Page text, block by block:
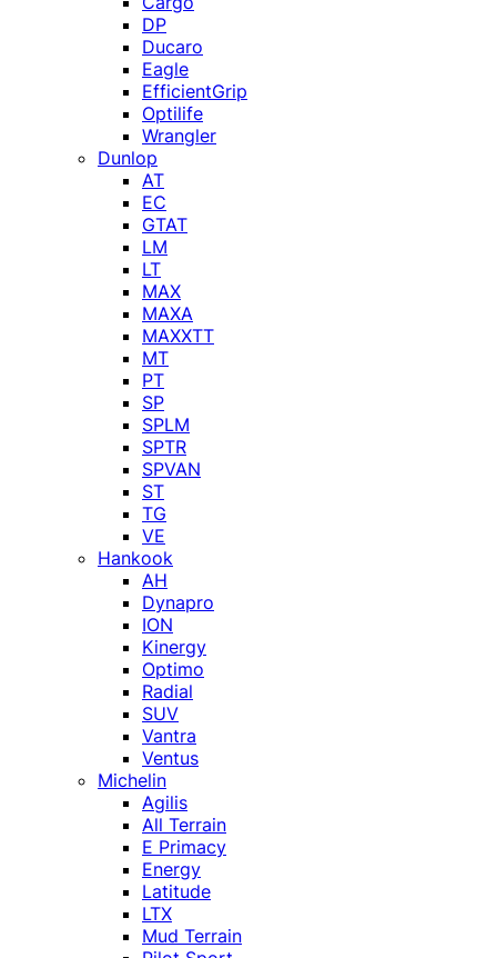
DP
Ducaro
Eagle
EfficientGrip
Optilife
Wrangler
Dunlop
AT
EC
GTAT
LM
LT
MAX
MAXA
MAXXTT
MT
PT
SP
SPLM
SPTR
SPVAN
ST
TG
VE
Hankook
AH
Dynapro
ION
Kinergy
Optimo
Radial
SUV
Vantra
Ventus
Michelin
Agilis
All Terrain
E Primacy
Energy
Latitude
LTX
Mud Terrain